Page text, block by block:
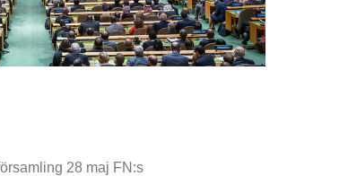
28 maj FN:s